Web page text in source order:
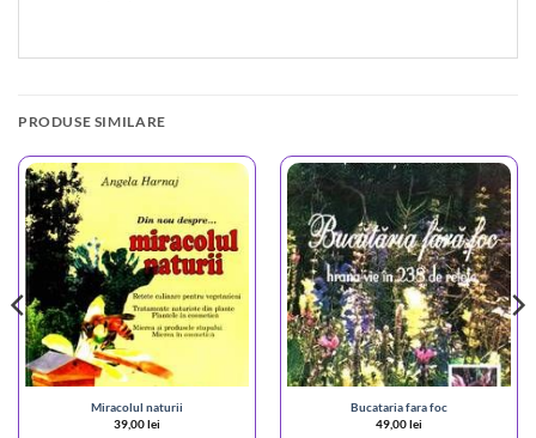
PRODUSE SIMILARE
Miracolul naturii
39,00lei
Bucataria fara foc
49,00lei